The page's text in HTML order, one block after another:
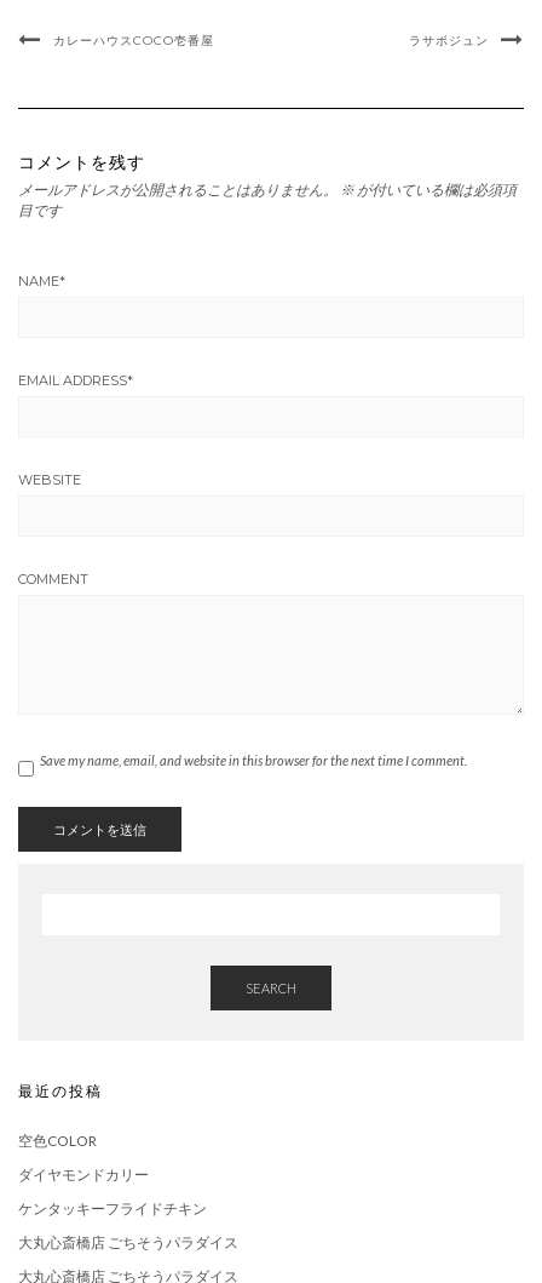
カレーハウスCOCO壱番屋 ラサボジュン
コメントを残す
メールアドレスが公開されることはありません。 ※ が付いている欄は必須項
目です
NAME*
EMAIL ADDRESS*
WEBSITE
COMMENT
Save my name, email, and website in this browser for the next time I comment.
SEARCH
最近の投稿
空色COLOR
ダイヤモンドカリー
ケンタッキーフライドチキン
大丸心斎橋店 ごちそうパラダイス
大丸心斎橋店 ごちそうパラダイス